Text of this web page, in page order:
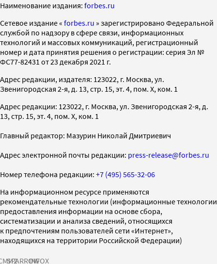
Наименование издания: forbes.ru
Cетевое издание « forbes.ru » зарегистрировано Федеральной
службой по надзору в сфере связи, информационных
технологий и массовых коммуникаций, регистрационный
номер и дата принятия решения о регистрации: серия Эл №
ФС77-82431 от 23 декабря 2021 г.
Адрес редакции, издателя: 123022, г. Москва, ул.
Звенигородская 2-я, д. 13, стр. 15, эт. 4, пом. X, ком. 1
Адрес редакции: 123022, г. Москва, ул. Звенигородская 2-я, д.
13, стр. 15, эт. 4, пом. X, ком. 1
Главный редактор: Мазурин Николай Дмитриевич
Адрес электронной почты редакции: press-release@forbes.ru
Номер телефона редакции: +7 (495) 565-32-06
На информационном ресурсе применяются
рекомендательные технологии (информационные технологии
предоставления информации на основе сбора,
систематизации и анализа сведений, относящихся
к предпочтениям пользователей сети «Интернет»,
находящихся на территории Российской Федерации)
SPARROWINFOX